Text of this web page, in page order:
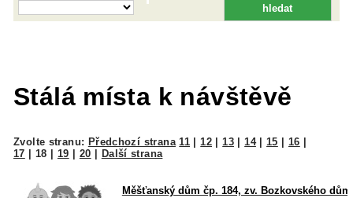
Stálá místa k návštěvě
Zvolte stranu: Předchozí strana 11 |12 |13|14|15 16
17
18 19 20 Další strana
Měšťanský dům čp. 184, zv. Bozkovského dům